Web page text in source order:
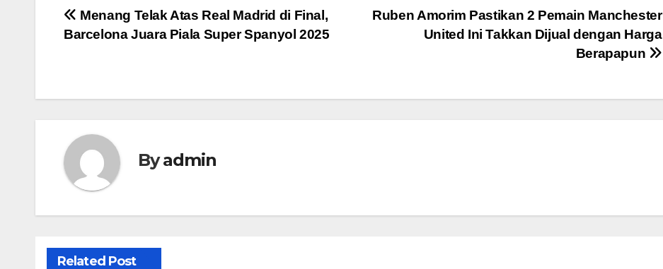
Post
Ruben Amorim Pastikan 2 Pemain Manchester
United Ini Takkan Dijual dengan Harga
Berapapun
Menang Telak Atas Real Madrid di Final,
Barcelona Juara Piala Super Spanyol 2025
Byadmin
Related Post